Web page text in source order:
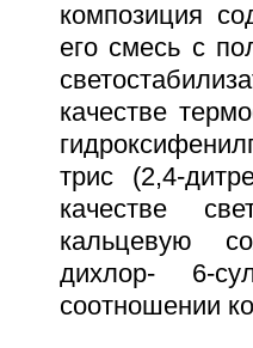
композиция
его смесь с
качестве
трис (2,4-
качестве
кальцевую
дихлор- 6-
соотношении